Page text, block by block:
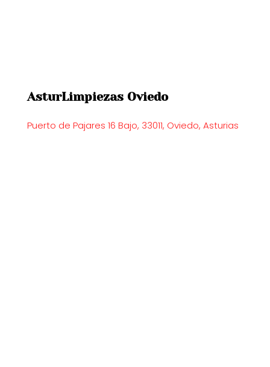
AsturLimpiezas Oviedo
Puerto de Pajares 16 Bajo, 33011, Oviedo, Asturias